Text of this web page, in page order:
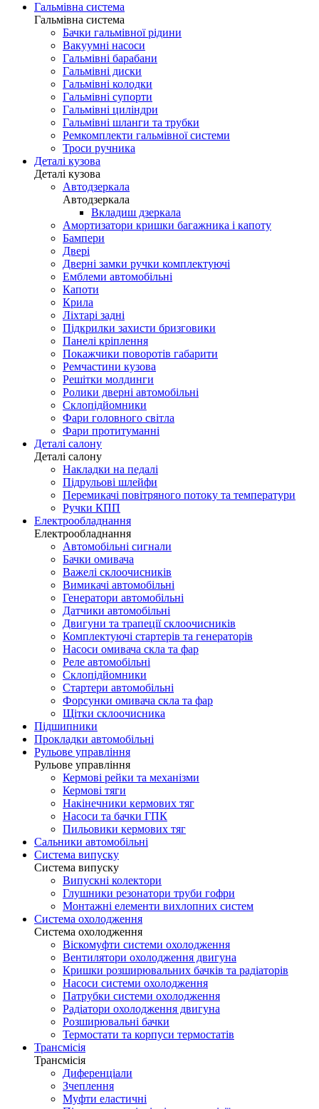
Гальмівна система
Гальмівна система
Бачки гальмівної рідини
Вакуумні насоси
Гальмівні барабани
Гальмівні диски
Гальмівні колодки
Гальмівні супорти
Гальмівні циліндри
Гальмівні шланги та трубки
Ремкомплекти гальмівної системи
Троси ручника
Деталі кузова
Деталі кузова
Автодзеркала
Автодзеркала
Вкладиш дзеркала
Амортизатори кришки багажника і капоту
Бампери
Двері
Дверні замки ручки комплектуючі
Емблеми автомобільні
Капоти
Крила
Ліхтарі задні
Підкрилки захисти бризговики
Панелі кріплення
Покажчики поворотів габарити
Ремчастини кузова
Решітки молдинги
Ролики дверні автомобільні
Склопідйомники
Фари головного світла
Фари протитуманні
Деталі салону
Деталі салону
Накладки на педалі
Підрульові шлейфи
Перемикачі повітряного потоку та температури
Ручки КПП
Електрообладнання
Електрообладнання
Автомобільні сигнали
Бачки омивача
Важелі склоочисників
Вимикачі автомобільні
Генератори автомобільні
Датчики автомобільні
Двигуни та трапеції склоочисників
Комплектуючі стартерів та генераторів
Насоси омивача скла та фар
Реле автомобільні
Склопідйомники
Стартери автомобільні
Форсунки омивача скла та фар
Щітки склоочисника
Підшипники
Прокладки автомобільні
Рульове управління
Рульове управління
Кермові рейки та механізми
Кермові тяги
Накінечники кермових тяг
Насоси та бачки ГПК
Пильовики кермових тяг
Сальники автомобільні
Система випуску
Система випуску
Випускні колектори
Глушники резонатори труби гофри
Монтажні елементи вихлопних систем
Система охолодження
Система охолодження
Віскомуфти системи охолодження
Вентилятори охолодження двигуна
Кришки розширювальних бачків та радіаторів
Насоси системи охолодження
Патрубки системи охолодження
Радіатори охолодження двигуна
Розширювальні бачки
Термостати та корпуси термостатів
Трансмісія
Трансмісія
Диференціали
Зчеплення
Муфти еластичні